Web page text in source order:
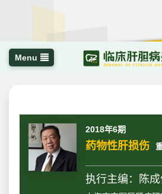
Menu
2018年6期
药物性肝损伤
执行主编：陈成